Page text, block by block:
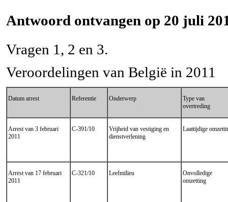
Antwoord ontvangen op 20 juli
Vragen 1, 2 en 3.
Veroordelingen van België in 2011
Datum arrest Referentie Onderwerp
Type van
overtreding
Arrest van 3 februari
2011
C-391/10
Vrijheid van vestiging en
dienstverlening
Laattijdige
Arrest van 17 februari
2011
C-321/10 Leefmilieu
Onvolledige
omzetting